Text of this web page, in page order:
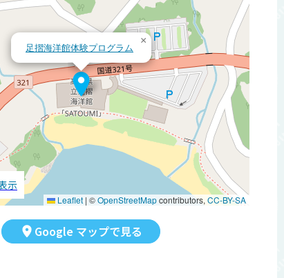
足摺海洋館体験プログラム
×
Leaflet | ©OpenStreetMapcontributors, CC-BY-SA
示
Google マップで見る